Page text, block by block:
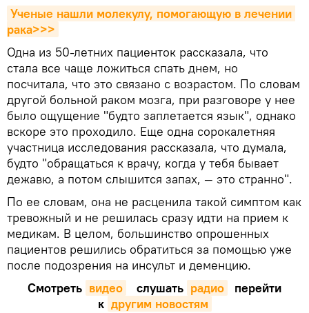
Ученые нашли молекулу, помогающую в лечении
рака>>>
Одна из 50-летних пациенток рассказала, что
стала все чаще ложиться спать днем, но
посчитала, что это связано с возрастом. По словам
другой больной раком мозга, при разговоре у нее
было ощущение "будто заплетается язык", однако
вскоре это проходило. Еще одна сорокалетняя
участница исследования рассказала, что думала,
будто "обращаться к врачу, когда у тебя бывает
дежавю, а потом слышится запах, — это странно".
По ее словам, она не расценила такой симптом как
тревожный и не решилась сразу идти на прием к
медикам. В целом, большинство опрошенных
пациентов решились обратиться за помощью уже
после подозрения на инсульт и деменцию.
Смотреть видео слушать радио
перейти
к другим новостям